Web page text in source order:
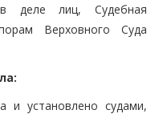
в деле лиц, Судебная
Верховного Суда
и установлено судами,